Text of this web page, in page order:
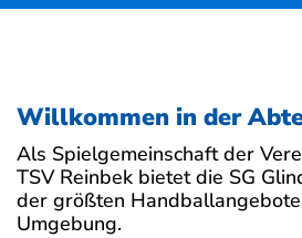
Willkommen in der
Als Spielgemeinschaft der
TSV Reinbek bietet die SG
der größten
Umgebung.